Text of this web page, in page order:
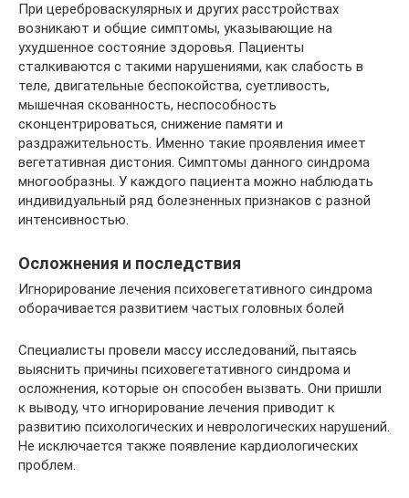
При цереброваскулярных и других расстройствах
возникают и общие симптомы, указывающие на
ухудшенное состояние здоровья. Пациенты
сталкиваются с такими нарушениями, как слабость в
теле, двигательные беспокойства, суетливость,
мышечная скованность, неспособность
сконцентрироваться, снижение памяти и
раздражительность. Именно такие проявления имеет
вегетативная дистония. Симптомы данного синдрома
многообразны. У каждого пациента можно наблюдать
индивидуальный ряд болезненных признаков с разной
интенсивностью.
Осложнения и последствия
Игнорирование лечения психовегетативного синдрома
оборачивается развитием частых головных болей
Специалисты провели массу исследований, пытаясь
выяснить причины психовегетативного синдрома и
осложнения, которые он способен вызвать. Они пришли
к выводу, что игнорирование лечения приводит к
развитию психологических и неврологических нарушений.
Не исключается также появление кардиологических
проблем.